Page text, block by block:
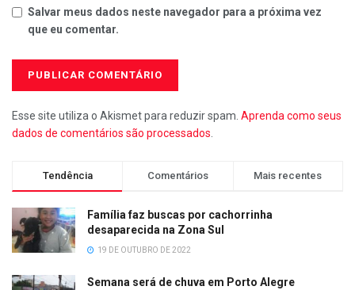
Salvar meus dados neste navegador para a próxima vez
que eu comentar.
Esse site utiliza o Akismet para reduzir spam. Aprenda como seus
dados de comentários são processados
Tendência Comentários Mais recentes
Família faz buscas por cachorrinha
desaparecida na Zona Sul
19 DE OUTUBRO DE 2022
Semana será de chuva em Porto Alegre